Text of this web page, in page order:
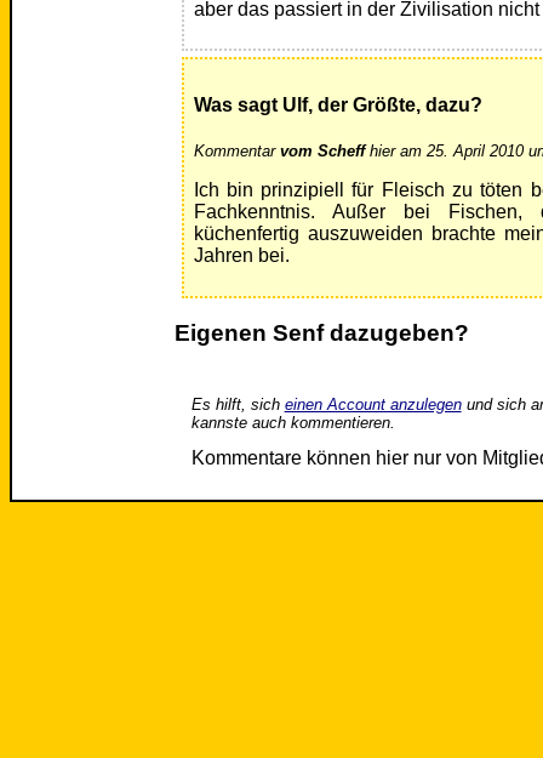
aber das passiert in der Zivilisation
Was sagt Ulf, der Größte, dazu?
Kommentar vom Scheffhier am 25. April 2010
Ich bin prinzipiell für Fleisch zu töten
Fachkenntnis. Außer bei Fischen,
küchenfertig auszuweiden brachte
Jahren bei.
Eigenen Senf dazugeben?
Es hilft, sich einen Account anzulegenund sich
kannste auch kommentieren.
Kommentare können hier nur von